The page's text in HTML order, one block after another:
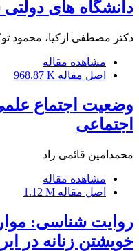
دانشگاه های
دکتر مصطفی ازکیا، محمود
مشاهده مقاله
اصل مقاله 968.87 K
وضعیت اجتماع
اجتماعی
محمدامین قائمی راد
مشاهده مقاله
اصل مقاله 1.12 M
روایت شناسی:
خویشتن زنانه در